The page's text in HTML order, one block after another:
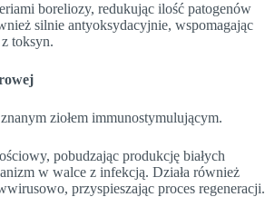
boreliozy, redukując ilość patogenów
silnie antyoksydacyjnie, wspomagając
toksyn.
ziołem immunostymulującym.
pobudzając produkcję białych
w walce z infekcją. Działa również
przyspieszając proces regeneracji.